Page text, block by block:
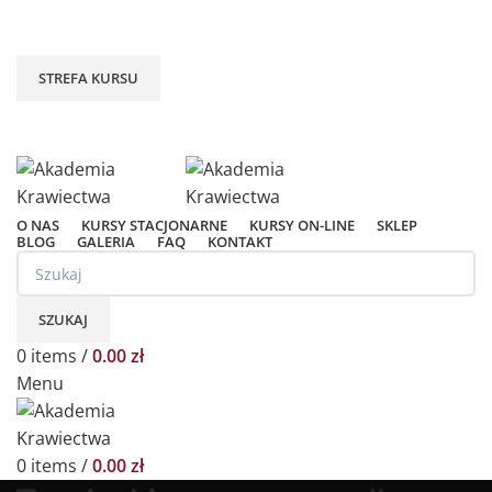
STREFA KURSU
O NAS KURSY STACJONARNE KURSY ON-LINE
SKLEP
BLOG
GALERIA FAQ KONTAKT
SZUKAJ
0 items /0.00zł
Menu
0 items /0.00zł